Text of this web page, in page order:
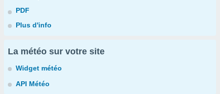
PDF
Plus d'info
La météo sur votre site
Widget météo
API Météo